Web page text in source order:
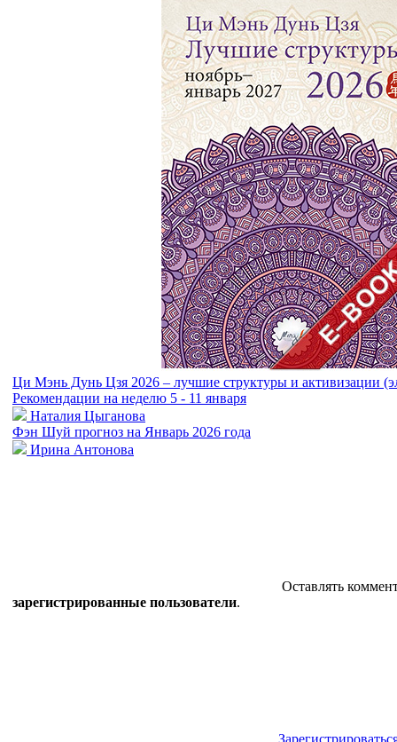
Ци Мэнь Дунь Цзя 2026 – лучшие структуры и активизации
Рекомендации на неделю 5 - 11 января
Наталия Цыганова
Фэн Шуй прогноз на Январь 2026 года
Ирина Антонова
Оставлять
зарегистрированные пользователи.